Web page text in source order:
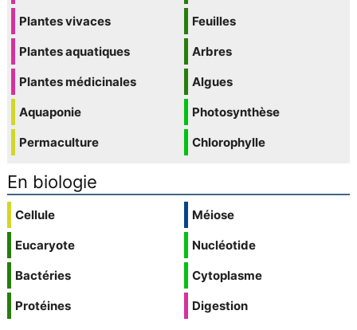
Plantes vivaces
Plantes aquatiques
Plantes médicinales
Aquaponie
Permaculture
Feuilles
Arbres
Algues
Photosynthèse
Chlorophylle
En biologie
Cellule
Eucaryote
Bactéries
Protéines
Méiose
Nucléotide
Cytoplasme
Digestion